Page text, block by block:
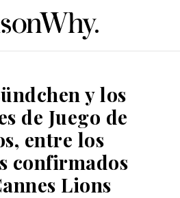
y los
de Juego de
entre los
confirmados
Lions